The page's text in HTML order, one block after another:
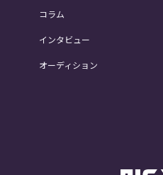
コラム
インタビュー
オーディション